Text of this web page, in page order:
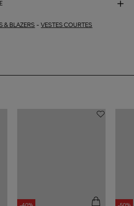
& BLAZERS -VESTES COURTES